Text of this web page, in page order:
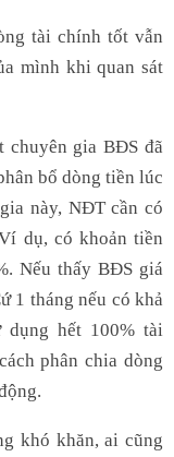
tài chính tốt vẫn
mình khi quan sát
chuyên gia BĐS đã
bổ dòng tiền lúc
này, NĐT cần có
dụ, có khoản tiền
Nếu thấy BĐS giá
1 tháng nếu có khả
dụng hết 100% tài
phân chia dòng
khó khăn, ai cũng